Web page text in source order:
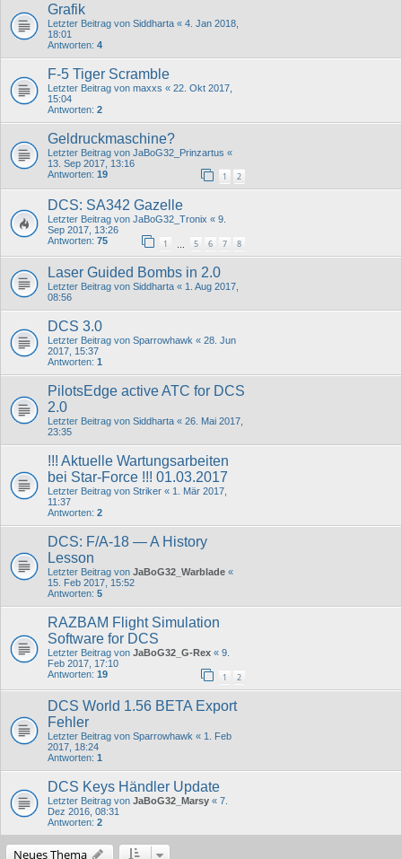
Grafik
Letzter Beitrag von Siddharta « 4. Jan 2018,
18:01
Antworten: 4
F-5 Tiger Scramble
Letzter Beitrag von maxxs « 22. Okt 2017,
15:04
Antworten: 2
Geldruckmaschine?
Letzter Beitrag von JaBoG32_Prinzartus «
13. Sep 2017, 13:16
Antworten: 19 1 2
DCS: SA342 Gazelle
Letzter Beitrag von JaBoG32_Tronix « 9.
Sep 2017, 13:26
Antworten: 75 1 5 6 7 8
Laser Guided Bombs in 2.0
Letzter Beitrag von Siddharta « 1. Aug 2017,
08:56
DCS 3.0
Letzter Beitrag von Sparrowhawk « 28. Jun
2017, 15:37
Antworten: 1
PilotsEdge active ATC for DCS
2.0
Letzter Beitrag von Siddharta « 26. Mai 2017,
23:35
!!! Aktuelle Wartungsarbeiten
bei Star-Force !!! 01.03.2017
Letzter Beitrag von Striker « 1. Mär 2017,
11:37
Antworten: 2
DCS: F/A-18 — A History
Lesson
Letzter Beitrag von JaBoG32_Warblade «
15. Feb 2017, 15:52
Antworten: 5
RAZBAM Flight Simulation
Software for DCS
Letzter Beitrag von JaBoG32_G-Rex « 9.
Feb 2017, 17:10
Antworten: 19 1 2
DCS World 1.56 BETA Export
Fehler
Letzter Beitrag von Sparrowhawk « 1. Feb
2017, 18:24
Antworten: 1
DCS Keys Händler Update
Letzter Beitrag von JaBoG32_Marsy « 7.
Dez 2016, 08:31
Antworten: 2
Neues Thema